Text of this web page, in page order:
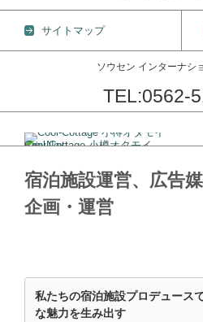
サイトマップ
ソウセン インターナシ
TEL:0562-
コンテンツに移動
Cool-Cottage 小樽オタモイ
1
2
3
4
PrevNext
宿泊施設運営、広告
企画・運営
私たちの宿泊施設プロデュース
な魅力を生み出す